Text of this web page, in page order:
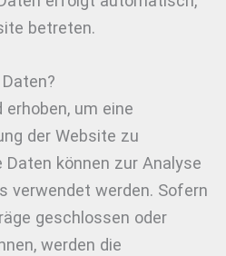
betreten.
erhoben, um eine
der Website zu
Daten können zur Analyse
verwendet werden. Sofern
geschlossen oder
werden die